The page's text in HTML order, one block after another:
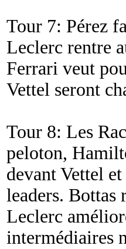
Tour 7: Pérez
Leclerc rentre
Ferrari veut
Vettel seront
Tour 8: Les
peloton,
devant Vettel
leaders. Bottas
Leclerc
intermédiaires